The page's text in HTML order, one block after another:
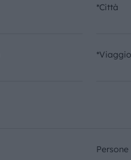
*Città
Persone